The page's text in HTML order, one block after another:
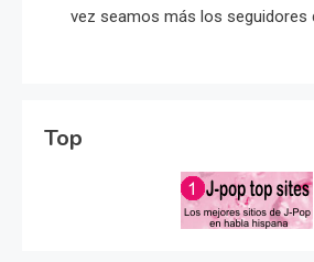
vez seamos más los seguidores
Top